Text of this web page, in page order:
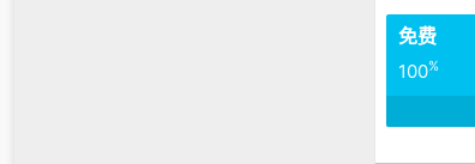
免费
100%